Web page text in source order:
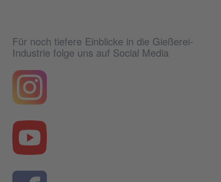
Für noch tiefere Einblicke in die Gießerei-
Industrie folge uns auf Social Media